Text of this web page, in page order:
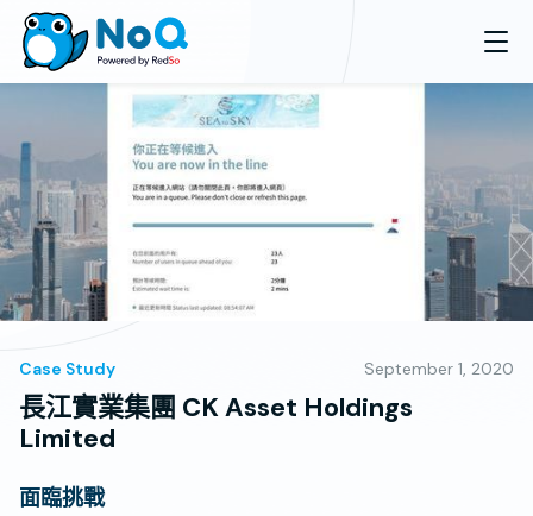
Case Study September 1, 2020
長江實業集團 CK Asset Holdings
Limited
面臨挑戰